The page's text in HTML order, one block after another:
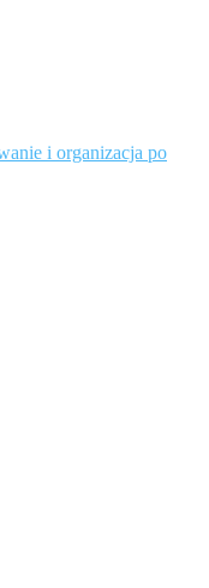
i organizacja po